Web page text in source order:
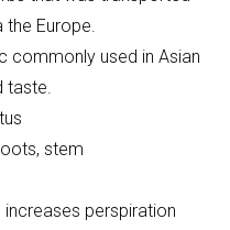
Europe.
commonly used in Asian
taste.
stem
perspiration